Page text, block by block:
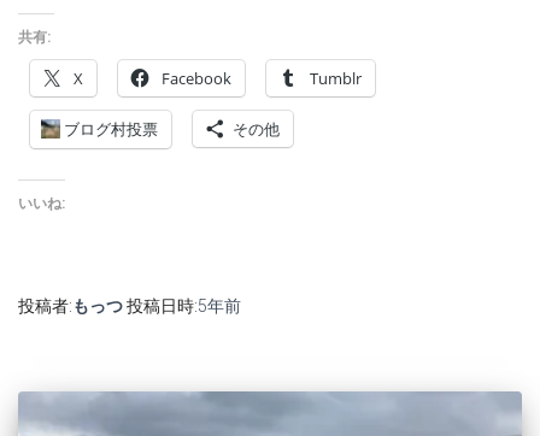
共有:
X Facebook Tumblr
ブログ村投票 その他
いいね:
投稿者:もっつ投稿日時:5年前